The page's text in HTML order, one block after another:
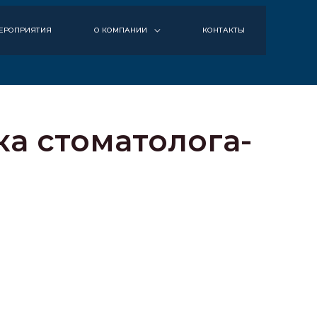
О КОМПАНИИ КОНТАКТЫ
стоматолога-